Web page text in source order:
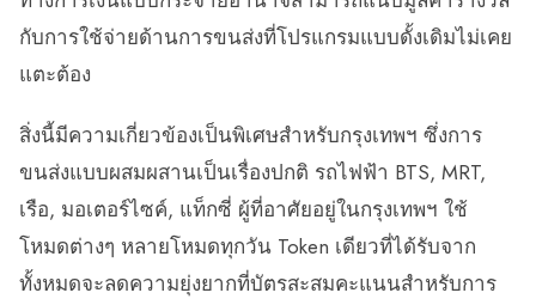
กับการใช้จ่ายด้านการขนส่งที่โปรแกรมแบบดั้งเดิมไม่เคย
แตะต้อง
สิ่งนี้มีความเกี่ยวข้องเป็นพิเศษสำหรับกรุงเทพฯ ซึ่งการ
ขนส่งแบบผสมผสานเป็นเรื่องปกติ รถไฟฟ้า BTS, MRT,
เรือ, มอเตอร์ไซค์, แท็กซี่ ผู้ที่อาศัยอยู่ในกรุงเทพฯ ใช้
โหมดต่างๆ หลายโหมดทุกวัน Token เดียวที่ได้รับจาก
ทั้งหมดจะลดความยุ่งยากที่บัตรสะสมคะแนนสำหรับการ